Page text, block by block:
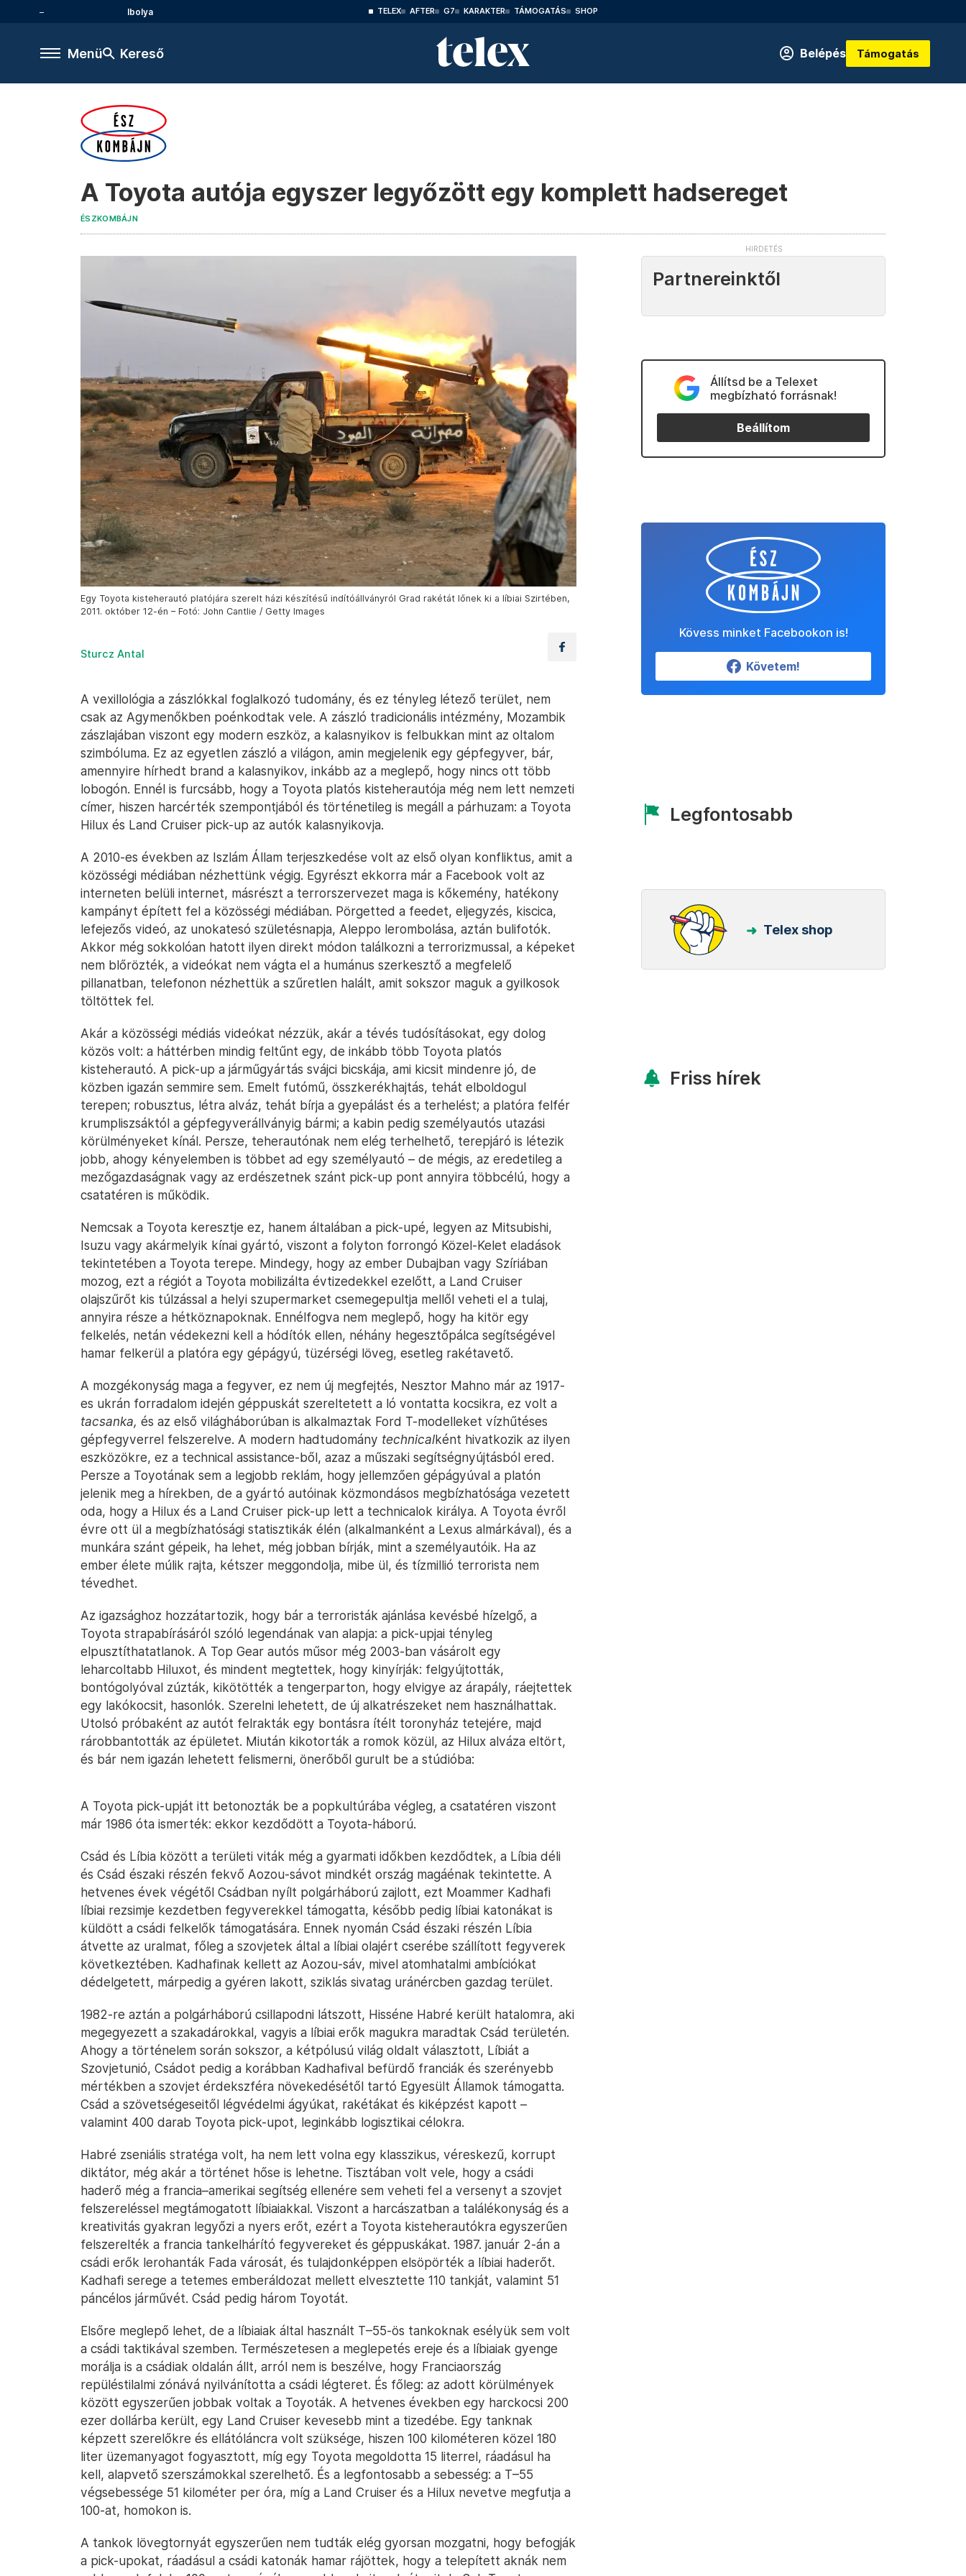
Ibolya TELEX AFTER G7 KARAKTER TÁMOGATÁS SHOP
Menü Kereső Belépés Támogatás
A Toyota autója egyszer legyőzött egy komplett hadsereget
ÉSZKOMBÁJN
Egy Toyota kisteherautó platójára szerelt házi készítésű indítóállványról Grad rakétát lőnek ki a líbiai Szirtében,
2011. október 12-én – Fotó: John Cantlie / Getty Images
Sturcz Antal
A vexillológia a zászlókkal foglalkozó tudomány, és ez tényleg létező terület, nem
csak az Agymenőkben poénkodtak vele. A zászló tradicionális intézmény, Mozambik
zászlajában viszont egy modern eszköz, a kalasnyikov is felbukkan mint az oltalom
szimbóluma. Ez az egyetlen zászló a világon, amin megjelenik egy gépfegyver, bár,
amennyire hírhedt brand a kalasnyikov, inkább az a meglepő, hogy nincs ott több
lobogón. Ennél is furcsább, hogy a Toyota platós kisteherautója még nem lett nemzeti
címer, hiszen harcérték szempontjából és történetileg is megáll a párhuzam: a Toyota
Hilux és Land Cruiser pick-up az autók kalasnyikovja.
A 2010-es években az Iszlám Állam terjeszkedése volt az első olyan konfliktus, amit a
közösségi médiában nézhettünk végig. Egyrészt ekkorra már a Facebook volt az
interneten belüli internet, másrészt a terrorszervezet maga is kőkemény, hatékony
kampányt épített fel a közösségi médiában. Pörgetted a feedet, eljegyzés, kiscica,
lefejezős videó, az unokatesó születésnapja, Aleppo lerombolása, aztán bulifotók.
Akkor még sokkolóan hatott ilyen direkt módon találkozni a terrorizmussal, a képeket
nem blőrözték, a videókat nem vágta el a humánus szerkesztő a megfelelő
pillanatban, telefonon nézhettük a szűretlen halált, amit sokszor maguk a gyilkosok
töltöttek fel.
Akár a közösségi médiás videókat nézzük, akár a tévés tudósításokat, egy dolog
közös volt: a háttérben mindig feltűnt egy, de inkább több Toyota platós
kisteherautó. A pick-up a járműgyártás svájci bicskája, ami kicsit mindenre jó, de
közben igazán semmire sem. Emelt futómű, összkerékhajtás, tehát elboldogul
terepen; robusztus, létra alváz, tehát bírja a gyepálást és a terhelést; a platóra felfér
krumpliszsáktól a gépfegyverállványig bármi; a kabin pedig személyautós utazási
körülményeket kínál. Persze, teherautónak nem elég terhelhető, terepjáró is létezik
jobb, ahogy kényelemben is többet ad egy személyautó – de mégis, az eredetileg a
mezőgazdaságnak vagy az erdészetnek szánt pick-up pont annyira többcélú, hogy a
csatatéren is működik.
Nemcsak a Toyota keresztje ez, hanem általában a pick-upé, legyen az Mitsubishi,
Isuzu vagy akármelyik kínai gyártó, viszont a folyton forrongó Közel-Kelet eladások
tekintetében a Toyota terepe. Mindegy, hogy az ember Dubajban vagy Szíriában
mozog, ezt a régiót a Toyota mobilizálta évtizedekkel ezelőtt, a Land Cruiser
olajszűrőt kis túlzással a helyi szupermarket csemegepultja mellől veheti el a tulaj,
annyira része a hétköznapoknak. Ennélfogva nem meglepő, hogy ha kitör egy
felkelés, netán védekezni kell a hódítók ellen, néhány hegesztőpálca segítségével
hamar felkerül a platóra egy gépágyú, tüzérségi löveg, esetleg rakétavető.
A mozgékonyság maga a fegyver, ez nem új megfejtés, Nesztor Mahno már az 1917-
es ukrán forradalom idején géppuskát szereltetett a ló vontatta kocsikra, ez volt a
tacsanka, és az első világháborúban is alkalmaztak Ford T-modelleket vízhűtéses
gépfegyverrel felszerelve. A modern hadtudomány technicalként hivatkozik az ilyen
eszközökre, ez a technical assistance-ből, azaz a műszaki segítségnyújtásból ered.
Persze a Toyotának sem a legjobb reklám, hogy jellemzően gépágyúval a platón
jelenik meg a hírekben, de a gyártó autóinak közmondásos megbízhatósága vezetett
oda, hogy a Hilux és a Land Cruiser pick-up lett a technicalok királya. A Toyota évről
évre ott ül a megbízhatósági statisztikák élén (alkalmanként a Lexus almárkával), és a
munkára szánt gépeik, ha lehet, még jobban bírják, mint a személyautóik. Ha az
ember élete múlik rajta, kétszer meggondolja, mibe ül, és tízmillió terrorista nem
tévedhet.
Az igazsághoz hozzátartozik, hogy bár a terroristák ajánlása kevésbé hízelgő, a
Toyota strapabírásáról szóló legendának van alapja: a pick-upjai tényleg
elpusztíthatatlanok. A Top Gear autós műsor még 2003-ban vásárolt egy
leharcoltabb Hiluxot, és mindent megtettek, hogy kinyírják: felgyújtották,
bontógolyóval zúzták, kikötötték a tengerparton, hogy elvigye az árapály, ráejtettek
egy lakókocsit, hasonlók. Szerelni lehetett, de új alkatrészeket nem használhattak.
Utolsó próbaként az autót felrakták egy bontásra ítélt toronyház tetejére, majd
rárobbantották az épületet. Miután kikotorták a romok közül, az Hilux alváza eltört,
és bár nem igazán lehetett felismerni, önerőből gurult be a stúdióba:
A Toyota pick-upját itt betonozták be a popkultúrába végleg, a csatatéren viszont
már 1986 óta ismerték: ekkor kezdődött a Toyota-háború.
Csád és Líbia között a területi viták még a gyarmati időkben kezdődtek, a Líbia déli
és Csád északi részén fekvő Aozou-sávot mindkét ország magáénak tekintette. A
hetvenes évek végétől Csádban nyílt polgárháború zajlott, ezt Moammer Kadhafi
líbiai rezsimje kezdetben fegyverekkel támogatta, később pedig líbiai katonákat is
küldött a csádi felkelők támogatására. Ennek nyomán Csád északi részén Líbia
átvette az uralmat, főleg a szovjetek által a líbiai olajért cserébe szállított fegyverek
következtében. Kadhafinak kellett az Aozou-sáv, mivel atomhatalmi ambíciókat
dédelgetett, márpedig a gyéren lakott, sziklás sivatag uránércben gazdag terület.
1982-re aztán a polgárháború csillapodni látszott, Hisséne Habré került hatalomra, aki
megegyezett a szakadárokkal, vagyis a líbiai erők magukra maradtak Csád területén.
Ahogy a történelem során sokszor, a kétpólusú világ oldalt választott, Líbiát a
Szovjetunió, Csádot pedig a korábban Kadhafival befürdő franciák és szerényebb
mértékben a szovjet érdekszféra növekedésétől tartó Egyesült Államok támogatta.
Csád a szövetségeseitől légvédelmi ágyúkat, rakétákat és kiképzést kapott –
valamint 400 darab Toyota pick-upot, leginkább logisztikai célokra.
Habré zseniális stratéga volt, ha nem lett volna egy klasszikus, véreskezű, korrupt
diktátor, még akár a történet hőse is lehetne. Tisztában volt vele, hogy a csádi
haderő még a francia–amerikai segítség ellenére sem veheti fel a versenyt a szovjet
felszereléssel megtámogatott líbiaiakkal. Viszont a harcászatban a találékonyság és a
kreativitás gyakran legyőzi a nyers erőt, ezért a Toyota kisteherautókra egyszerűen
felszerelték a francia tankelhárító fegyvereket és géppuskákat. 1987. január 2-án a
csádi erők lerohanták Fada városát, és tulajdonképpen elsöpörték a líbiai haderőt.
Kadhafi serege a tetemes emberáldozat mellett elvesztette 110 tankját, valamint 51
páncélos járművét. Csád pedig három Toyotát.
Elsőre meglepő lehet, de a líbiaiak által használt T–55-ös tankoknak esélyük sem volt
a csádi taktikával szemben. Természetesen a meglepetés ereje és a líbiaiak gyenge
morálja is a csádiak oldalán állt, arról nem is beszélve, hogy Franciaország
repüléstilalmi zónává nyilvánította a csádi légteret. És főleg: az adott körülmények
között egyszerűen jobbak voltak a Toyoták. A hetvenes években egy harckocsi 200
ezer dollárba került, egy Land Cruiser kevesebb mint a tizedébe. Egy tanknak
képzett szerelőkre és ellátóláncra volt szüksége, hiszen 100 kilométeren közel 180
liter üzemanyagot fogyasztott, míg egy Toyota megoldotta 15 literrel, ráadásul ha
kell, alapvető szerszámokkal szerelhető. És a legfontosabb a sebesség: a T–55
végsebessége 51 kilométer per óra, míg a Land Cruiser és a Hilux nevetve megfutja a
100-at, homokon is.
A tankok lövegtornyát egyszerűen nem tudták elég gyorsan mozgatni, hogy befogják
a pick-upokat, ráadásul a csádi katonák hamar rájöttek, hogy a telepített aknák nem
Partnereinktől
Állítsd be a Telexet
megbízható forrásnak!
Beállítom
Kövess minket Facebookon is!
Követem!
Legfontosabb
Telex shop
Friss hírek